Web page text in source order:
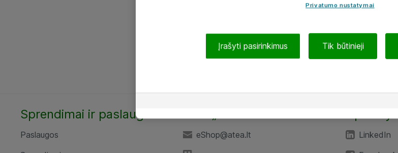
Sprendimai ir paslaugos
Paslaugos
eShop@atea.lt
LinkedIn
Privatumo nustatymai
Įrašyti pasirinkimus Tik būtinieji